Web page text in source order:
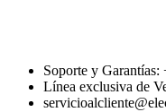
Soporte y
Línea exclusiva de